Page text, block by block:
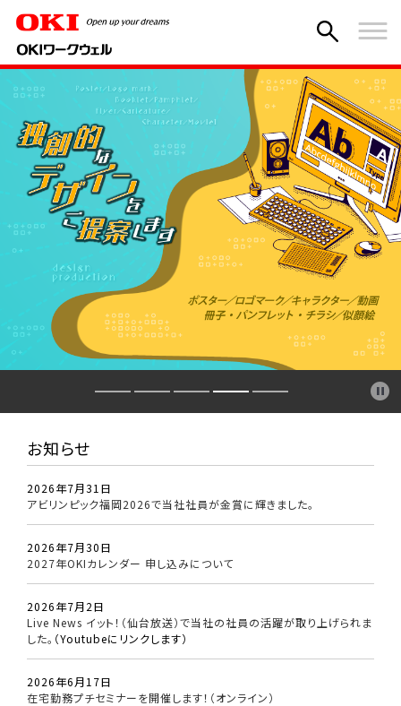
お知らせ
2026年7月31日
アビリンピック福岡2026で当社社員が金賞に輝きました。
2026年7月30日
2027年OKIカレンダー 申し込みについて
2026年7月2日
Live News イット！（仙台放送）で当社の社員の活躍が取り上げられま
した。 （Youtubeにリンクします）
2026年6月17日
在宅勤務プチセミナーを開催します！（オンライン）